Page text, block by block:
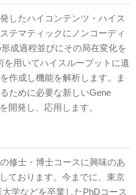
したハイコンテンツ・ハイス
テマティックにノンコーディ
成過程並びにその局在変化を
を用いてハイスループットに遺
作成し機能を解析します。ま
ために必要な新しいGene
開発し、応用します。
修士・博士コースに興味のあ
ております。今までに、東京
学などを卒業したPhDコース